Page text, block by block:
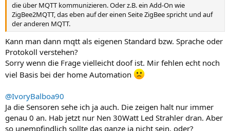
die über MQTT kommunizieren. Oder z.B. ein Add-On wie
ZigBee2MQTT, das eben auf der einen Seite ZigBee spricht und auf
der anderen MQTT.
Kann man dann mqtt als eigenen Standard bzw. Sprache oder
Protokoll verstehen?
Sorry wenn die Frage vielleicht doof ist. Mir fehlen echt noch
viel Basis bei der home Automation
@IvoryBalboa90
Ja die Sensoren sehe ich ja auch. Die zeigen halt nur immer
genau 0 an. Hab jetzt nur Nen 30Watt Led Strahler dran. Aber
so unempfindlich sollte das ganze ja nicht sein, oder?